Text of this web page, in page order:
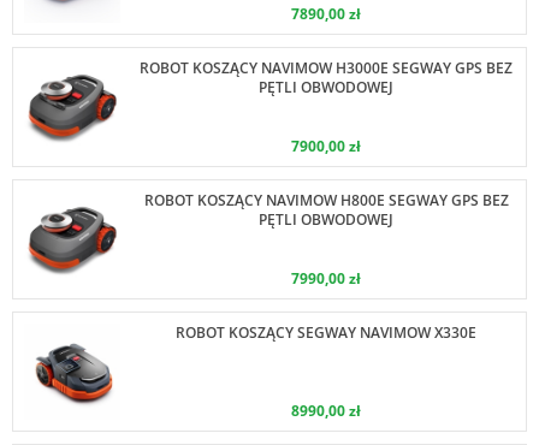
7890,00 zł
ROBOT KOSZĄCY NAVIMOW H3000E SEGWAY GPS BEZ
PĘTLI OBWODOWEJ
7900,00 zł
ROBOT KOSZĄCY NAVIMOW H800E SEGWAY GPS BEZ
PĘTLI OBWODOWEJ
7990,00 zł
ROBOT KOSZĄCY SEGWAY NAVIMOW X330E
8990,00 zł